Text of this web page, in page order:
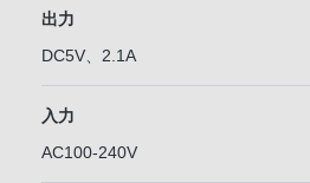
出力
DC5V、2.1A
入力
AC100-240V